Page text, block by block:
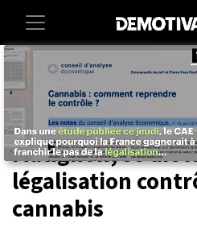
Societe
Le Conseil
économique,
Matignon, se dit
légalisation
cannabis